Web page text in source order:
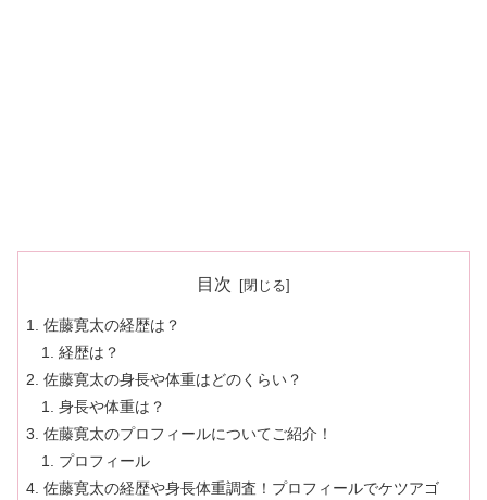
目次
佐藤寛太の経歴は？
経歴は？
佐藤寛太の身長や体重はどのくらい？
身長や体重は？
佐藤寛太のプロフィールについてご紹介！
プロフィール
佐藤寛太の経歴や身長体重調査！プロフィールでケツアゴ